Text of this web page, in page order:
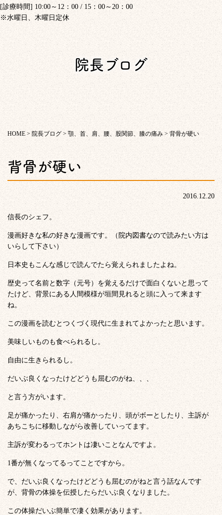
[診療時間] 10:00～12：00 / 15：00～20：00
※水曜日、木曜日定休
院長ブログ
HOME > 院長ブログ > 顎、首、肩、腰、股関節、膝の痛み > 背骨が硬い
背骨が硬い
2016.12.20
信長のシェフ。
漫画好きな私の好きな漫画です。（院内図書なので読みたい方は
いらして下さい）
日本史もこんな感じで読んでたら覚えられましたよね。
歴史って名前と数字（元号）を覚えるだけで面白くないと思って
たけど、背景にある人間模様が垣間見れると頭に入って来ます
ね。
この漫画を読むとつくづく現代に生まれてよかったと思います。
美味しいものも食べられるし。
自由に生きられるし。
だいぶ良くなったけどどうも屈むのがね、、、
と言う方がいます。
足が痛かったり、右肩が痛かったり、頭がボーとしたり、主訴が
あちこちに移動しながら改善していってます。
主訴が変わるってホントは凄いことなんですよ。
1番が無くなってるってことですから。
で、だいぶ良くなったけどどうも屈むのがねと言う話なんです
が、背骨の体操を伝授したらだいぶ良くなりました。
この体操だいぶ簡単で凄く効果があります。